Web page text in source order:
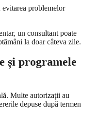
problemelor
un consultant poate
la doar câteva zile.
și programele
Multe autorizații au
depuse după termen